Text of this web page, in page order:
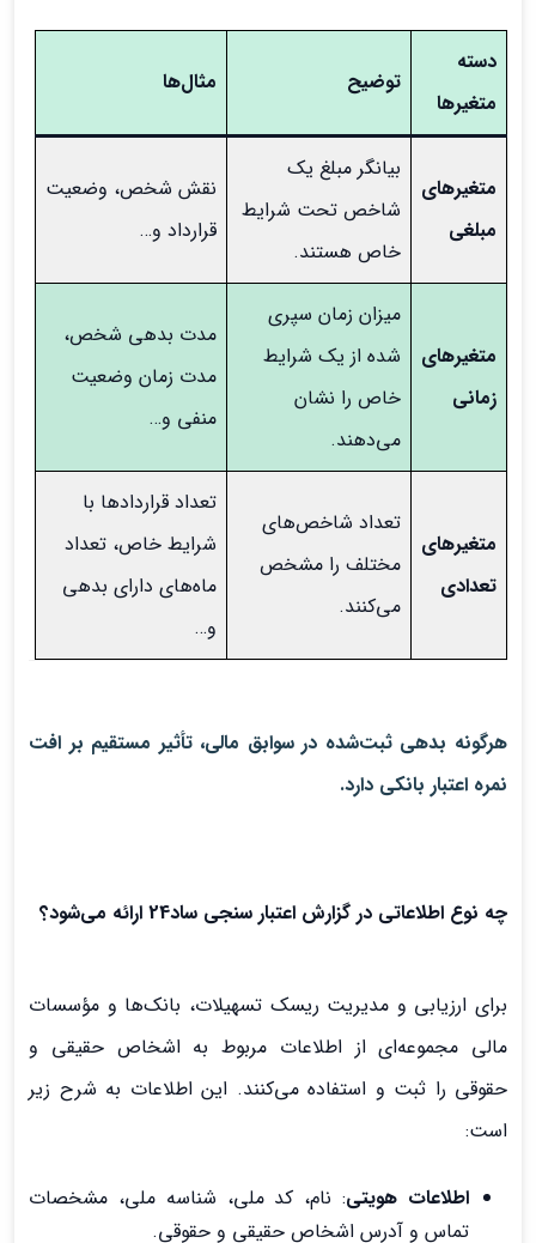
دسته
متغیرها
توضیح مثال‌ها
متغیرهای
مبلغی
بیانگر مبلغ یک
شاخص تحت شرایط
خاص هستند.
نقش شخص، وضعیت
قرارداد و…
متغیرهای
زمانی
میزان زمان سپری
شده از یک شرایط
خاص را نشان
می‌دهند.
مدت بدهی شخص،
مدت زمان وضعیت
منفی و…
متغیرهای
تعدادی
تعداد شاخص‌های
مختلف را مشخص
می‌کنند.
تعداد قراردادها با
شرایط خاص، تعداد
ماه‌های دارای بدهی
و…
هرگونه بدهی ثبت‌شده در سوابق مالی، تأثیر مستقیم بر افت
نمره اعتبار بانکی دارد.
چه نوع اطلاعاتی در گزارش اعتبار سنجی ساد24 ارائه می‌شود؟
برای ارزیابی و مدیریت ریسک تسهیلات، بانک‌ها و مؤسسات
مالی مجموعه‌ای از اطلاعات مربوط به اشخاص حقیقی و
حقوقی را ثبت و استفاده می‌کنند. این اطلاعات به شرح زیر
است:
اطلاعات هویتی: نام، کد ملی، شناسه ملی، مشخصات
تماس و آدرس اشخاص حقیقی و حقوقی.